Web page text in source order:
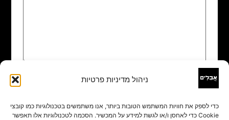
ניהול מדיניות פרטיות
כדי לספק את חוויות המשתמש הטובות ביותר, אנו משתמשים בטכנולוגיות כמו קובצי
Cookie כדי לאחסן ו/או לגשת למידע על המכשיר. הסכמה לטכנולוגיות אלו תאפשר
שם